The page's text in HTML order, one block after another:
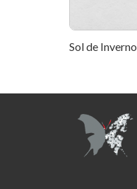
Sol de Inverno